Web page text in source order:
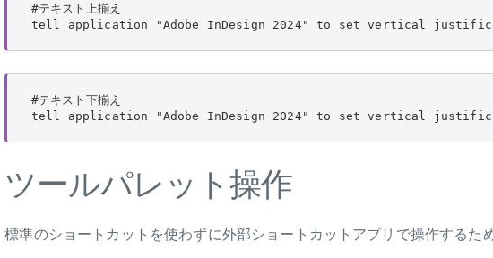
#テキスト上揃え
tell application "Adobe InDesign 2024" to set vertical
#テキスト下揃え
tell application "Adobe InDesign 2024" to set vertical
ツールパレット操作
標準のショートカットを使わずに外部ショートカットアプリで操作するた